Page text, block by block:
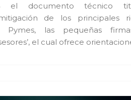
el documento técnico
de los principales
Pymes, las pequeñas
el cual ofrece